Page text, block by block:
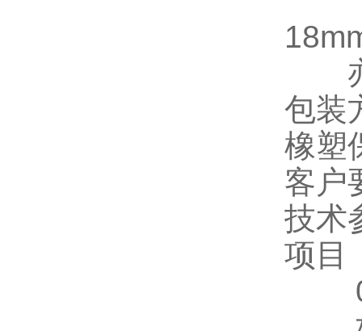
亦
包装
橡塑
客户
技术
项
0